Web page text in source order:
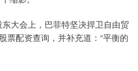
大会上，巴菲特坚决捍卫自由贸
票配资查询，并补充道：“平衡的